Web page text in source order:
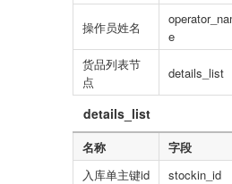
操作员姓名
e
货品列表节
点
details_list
details_list
名称
字段
入库单主键id
stockin_id